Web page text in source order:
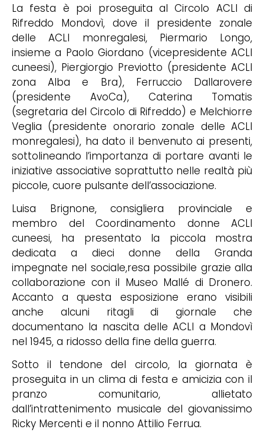
La festa è poi proseguita al Circolo ACLI di
Rifreddo Mondovì, dove il presidente zonale
delle ACLI monregalesi, Piermario Longo,
insieme a Paolo Giordano (vicepresidente ACLI
cuneesi), Piergiorgio Previotto (presidente ACLI
zona Alba e Bra), Ferruccio Dallarovere
(presidente AvoCa), Caterina Tomatis
(segretaria del Circolo di Rifreddo) e Melchiorre
Veglia (presidente onorario zonale delle ACLI
monregalesi), ha dato il benvenuto ai presenti,
sottolineando l’importanza di portare avanti le
iniziative associative soprattutto nelle realtà più
piccole, cuore pulsante dell’associazione.
Luisa Brignone, consigliera provinciale e
membro del Coordinamento donne ACLI
cuneesi, ha presentato la piccola mostra
dedicata a dieci donne della Granda
impegnate nel sociale,resa possibile grazie alla
collaborazione con il Museo Mallé di Dronero.
Accanto a questa esposizione erano visibili
anche alcuni ritagli di giornale che
documentano la nascita delle ACLI a Mondovì
nel 1945, a ridosso della fine della guerra.
Sotto il tendone del circolo, la giornata è
proseguita in un clima di festa e amicizia con il
pranzo comunitario, allietato
dall’intrattenimento musicale del giovanissimo
Ricky Mercenti e il nonno Attilio Ferrua.